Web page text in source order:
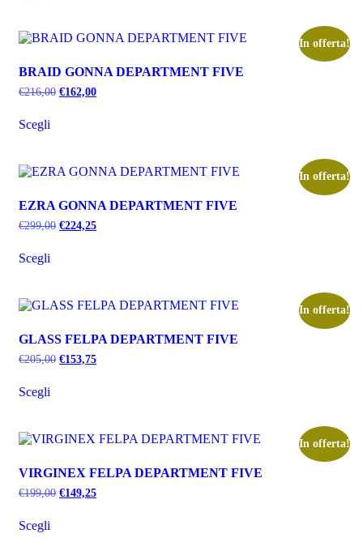
In offerta!
BRAID GONNA DEPARTMENT FIVE
€216,00 €162,00
Scegli
In offerta!
EZRA GONNA DEPARTMENT FIVE
€299,00 €224,25
Scegli
In offerta!
GLASS FELPA DEPARTMENT FIVE
€205,00 €153,75
Scegli
In offerta!
VIRGINEX FELPA DEPARTMENT FIVE
€199,00 €149,25
Scegli